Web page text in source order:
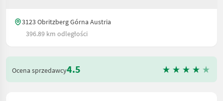
3123 Obritzberg Górna Austria
396.89 km odległości
Ocena sprzedawcy4.5